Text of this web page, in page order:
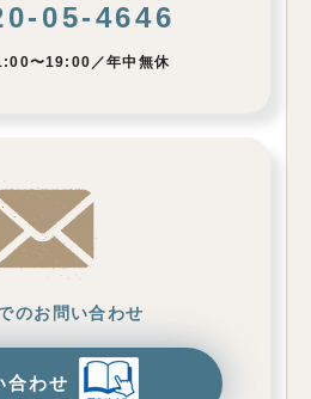
05-4646
〜19:00／年中無休
のお問い合わせ
合わせ